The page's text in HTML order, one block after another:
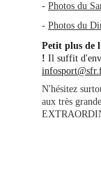
- Photos du
- Photos du
Petit plus de
! Il suffit
N'hésitez
aux très